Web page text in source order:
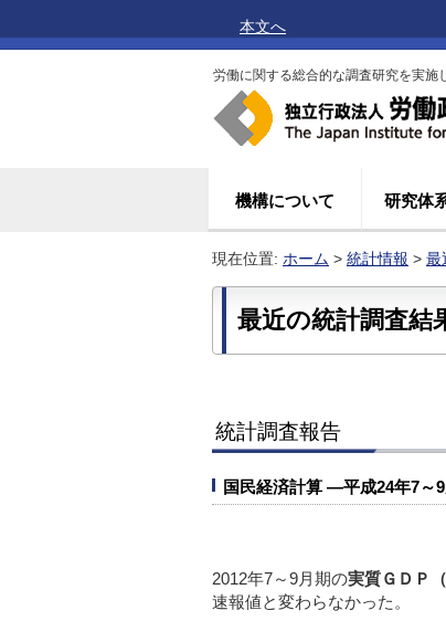
本文へ
労働に関する総合的な調査研究を実施
機構について 研究体
現在位置: ホーム > 統計情報 > 最
最近の統計調査結
統計調査報告
国民経済計算 ―平成24年7～
2012年7～9月期の実質ＧＤＰ
速報値と変わらなかった。